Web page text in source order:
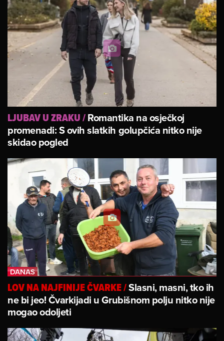
LJUBAV U ZRAKU/Romantika na osječkoj
promenadi: S ovih slatkih golupčića nitko nije
skidao pogled
LOV NA NAJFINIJE ČVARKE/Slasni, masni, tko ih
ne bi jeo! Čvarkijadi u Grubišnom polju nitko nije
mogao odoljeti